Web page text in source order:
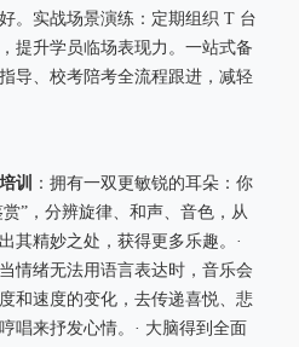
。实战场景演练：定期组织 T 台
提升学员临场表现力。一站式备
导、校考陪考全流程跟进，减轻
训
：拥有一双更敏锐的耳朵：你
”，分辨旋律、和声、音色，从
其精妙之处，获得更多乐趣。·
情绪无法用语言表达时，音乐会
和速度的变化，去传递喜悦、悲
唱来抒发心情。· 大脑得到全面